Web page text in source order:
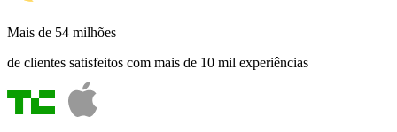
Mais de 54 milhões
de clientes satisfeitos com mais de 10 mil experiências